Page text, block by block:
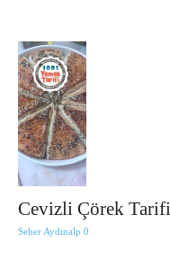
Cevizli Çörek Tarifi
Seher Aydınalp 0